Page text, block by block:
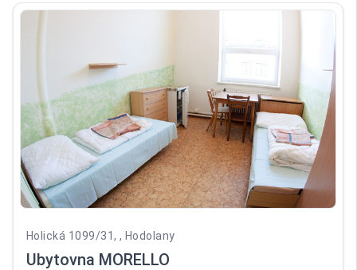
Holická 1099/31, , Hodolany
Ubytovna MORELLO